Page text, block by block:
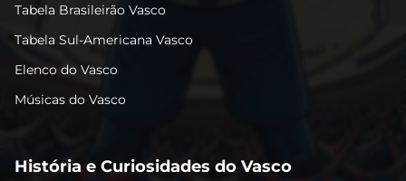
Tabela Brasileirão Vasco
Tabela Sul-Americana Vasco
Elenco do Vasco
Músicas do Vasco
História e Curiosidades do Vasco